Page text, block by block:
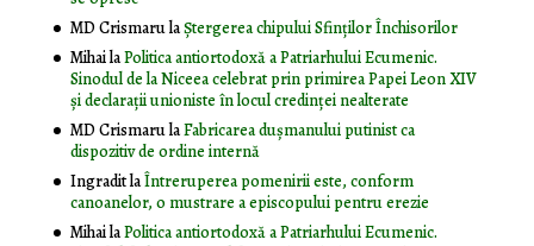
MD CrismarulaŞtergerea chipului Sfinţilor Închisorilor
MihailaPolitica antiortodoxă a Patriarhului Ecumenic.
Sinodul de la Niceea celebrat prin primirea Papei Leon XIV
și declarații unioniste în locul credinței nealterate
MD CrismarulaFabricarea dușmanului putinist ca
dispozitiv de ordine internă
IngraditlaÎntreruperea pomenirii este, conform
canoanelor, o mustrare a episcopului pentru erezie
MihailaPolitica antiortodoxă a Patriarhului Ecumenic.